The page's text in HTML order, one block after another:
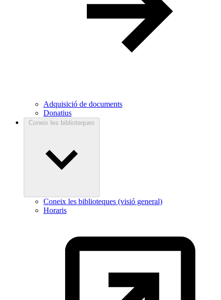
Adquisició de documents
Donatius
Coneix les biblioteques
Coneix les biblioteques (visió general)
Horaris